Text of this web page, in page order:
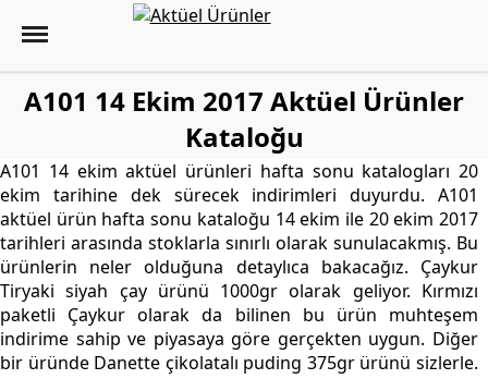
A101 14 Ekim 2017 Aktüel Ürünler
Kataloğu
A101 14 ekim aktüel ürünleri hafta sonu katalogları 20
ekim tarihine dek sürecek indirimleri duyurdu. A101
aktüel ürün hafta sonu kataloğu 14 ekim ile 20 ekim 2017
tarihleri arasında stoklarla sınırlı olarak sunulacakmış. Bu
ürünlerin neler olduğuna detaylıca bakacağız. Çaykur
Tiryaki siyah çay ürünü 1000gr olarak geliyor. Kırmızı
paketli Çaykur olarak da bilinen bu ürün muhteşem
indirime sahip ve piyasaya göre gerçekten uygun. Diğer
bir üründe Danette çikolatalı puding 375gr ürünü sizlerle.